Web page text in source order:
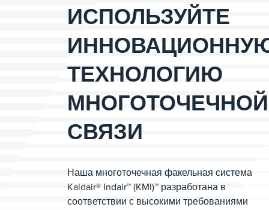
ИСПОЛЬЗУЙТЕ
ТЕХНОЛОГИЮ
МНОГОТОЧЕЧНОЙ
СВЯЗИ
Наша многоточечная факельная система
Kaldair® Indair™ (KMI)™ разработана в
соответствии с высокими требованиями